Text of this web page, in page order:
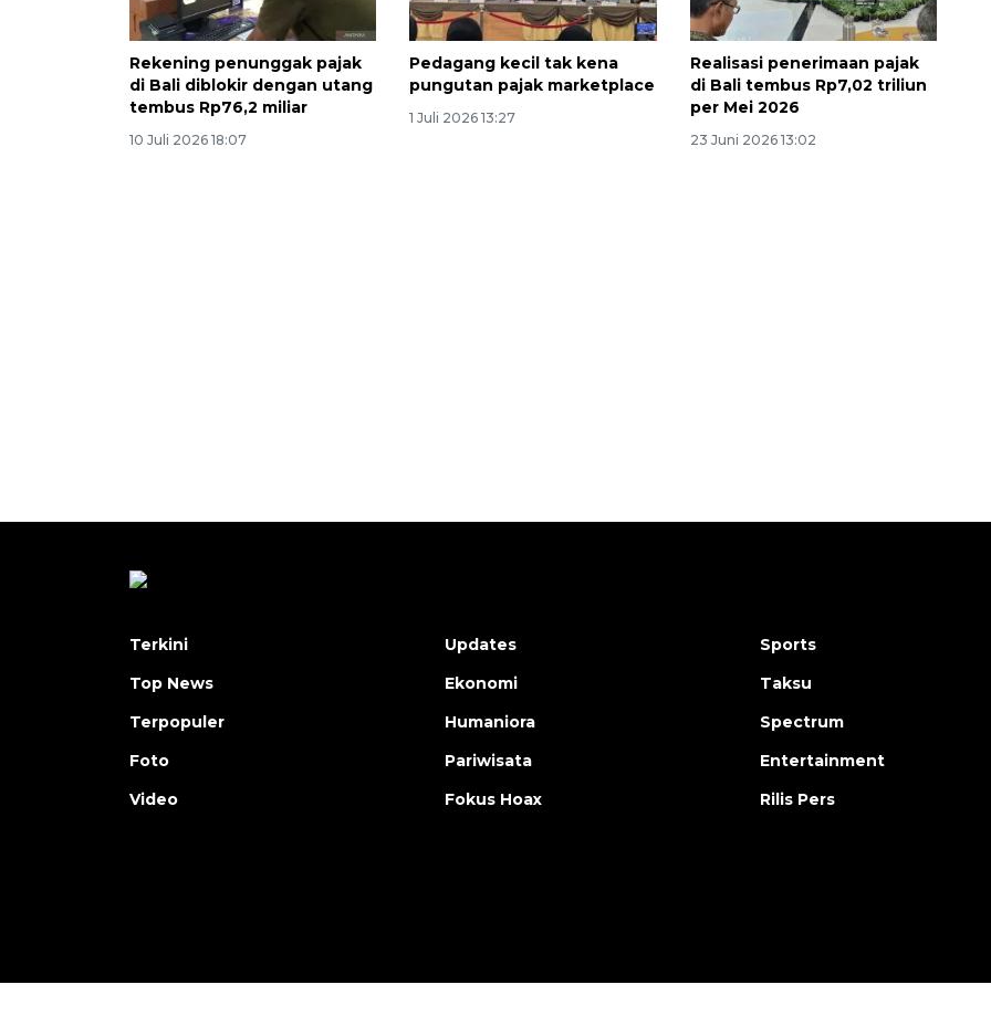
Rekening penunggak pajak
di Bali diblokir dengan utang
tembus Rp76,2 miliar
10 Juli 2026 18:07
Pedagang kecil tak kena
pungutan pajak marketplace
1 Juli 2026 13:27
Realisasi penerimaan pajak
di Bali tembus Rp7,02 triliun
per Mei 2026
23 Juni 2026 13:02
Terkini
Top News
Terpopuler
Foto
Video
Updates
Ekonomi
Humaniora
Pariwisata
Fokus Hoax
Sports
Taksu
Spectrum
Entertainment
Rilis Pers